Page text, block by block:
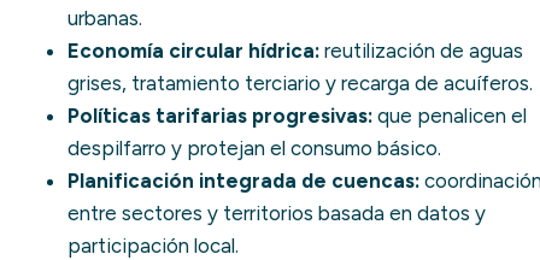
urbanas.
Economía circular hídrica: reutilización de aguas
grises, tratamiento terciario y recarga de acuíferos.
Políticas tarifarias progresivas: que penalicen el
despilfarro y protejan el consumo básico.
Planificación integrada de cuencas:
entre sectores y territorios basada en datos y
participación local.